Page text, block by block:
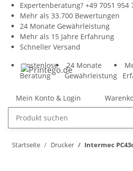
Expertenberatung? +49 7051 954
Mehr als 33.700 Bewertungen
24 Monate Gewährleistung
Mehr als 15 Jahre Erfahrung
Schneller Versand
Kostenlose
Beratung
24 Monate
Gewährleistung
Mein Konto & Login
Startseite Drucker Intermec